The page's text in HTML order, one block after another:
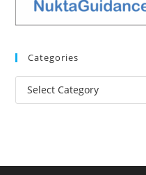
Categories
Categories